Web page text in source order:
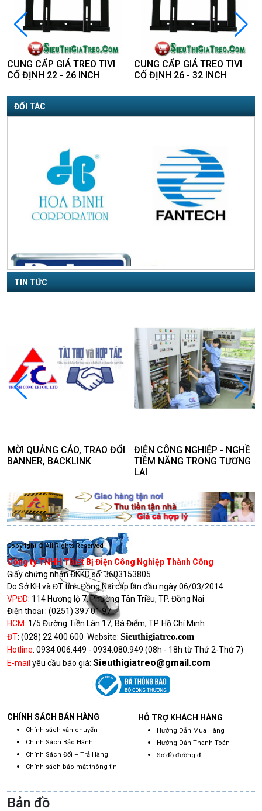
CUNG CẤP GIÁ TREO TIVI
CỐ ĐỊNH 22 - 26 INCH
CUNG CẤP GIÁ TREO TIVI
CỐ ĐỊNH 26 - 32 INCH
ĐỐI TÁC
TIN TỨC
MỜI QUẢNG CÁO, TRAO ĐỔI
BANNER, BACKLINK
ĐIỆN CÔNG NGHIỆP - NGHỀ
TIỀM NĂNG TRONG TƯƠNG
LAI
Copyright © All Rights Reserved
Công ty TNHH Thiết Bị Điện Công Nghiệp Thành Công
Giấy chứng nhận ĐKKD số:3603153805
Do Sở KH và ĐT tỉnh Đồng Nai cấp lần đầu ngày 06/03/2014
VPĐD: 114 Hương lộ 7, Phường Tân Triều, TP. Đồng Nai
Điện thoại : (0251) 397 01 97
HCM: 1/5 Đường Tiền Lân 17, Bà Điểm, TP. Hồ Chí Minh
ĐT: (028) 22 400 600 Website: Sieuthigiatreo.com
Hotline: 0934.006.449 - 0934.080.949 (08h - 18h từ Thứ 2-Thứ 7)
E-mail yêu cầu báo giá: Sieuthigiatreo@gmail.com
CHÍNH SÁCH BÁN HÀNG
Chính sách vận chuyển
Chính Sách Bảo Hành
Chính Sách Đổi – Trả Hàng
Chính sách bảo mật thông tin
HỖ TRỢ KHÁCH HÀNG
Hướng Dẫn Mua Hàng
Hướng Dẫn Thanh Toán
Sơ đồ đường đi
Bản đồ